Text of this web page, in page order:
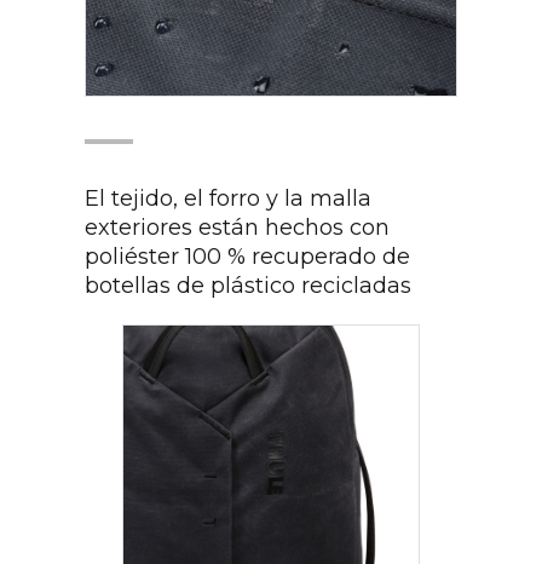
El tejido, el forro y la malla
exteriores están hechos con
poliéster 100 % recuperado de
botellas de plástico recicladas